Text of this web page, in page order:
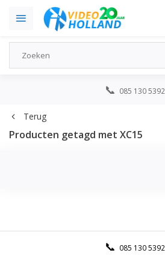
085 130 5392
Terug
Producten getagd met XC15
085 130 5392